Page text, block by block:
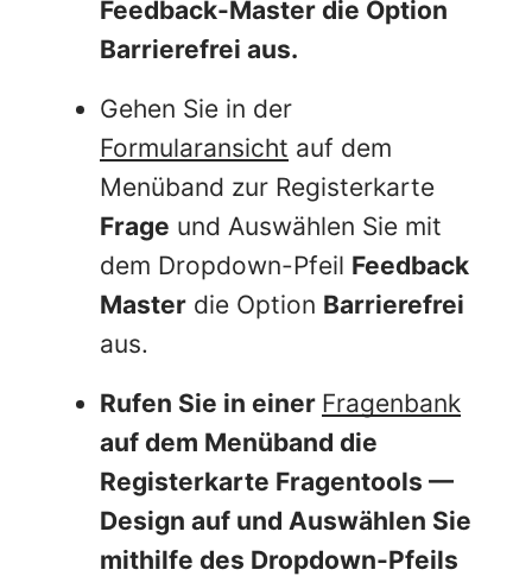
Feedback-Master die Option
Barrierefrei aus.
Gehen Sie in der
Formularansicht auf dem
Menüband zur Registerkarte
Frage und Auswählen Sie mit
dem Dropdown-Pfeil Feedback
Master die Option Barrierefrei
aus.
Rufen Sie in einer Fragenbank
auf dem Menüband die
Registerkarte Fragentools —
Design auf und Auswählen Sie
mithilfe des Dropdown-Pfeils